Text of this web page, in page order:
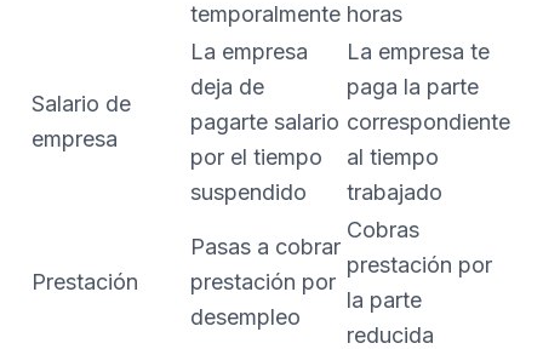
temporalmente horas
Salario de
empresa
La empresa
deja de
pagarte salario
por el tiempo
suspendido
La empresa te
paga la parte
correspondiente
al tiempo
trabajado
Prestación
Pasas a cobrar
prestación por
desempleo
Cobras
prestación por
la parte
reducida